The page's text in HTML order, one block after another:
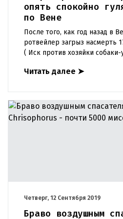
опять спокойно
по Вене
После того, как год назад в
ротвейлер загрыз насмерть
( Иск против хозяйки
заключения, был объявле
Читать далее ➤
Четверг, 12 Сентября 2019
Браво воздушным